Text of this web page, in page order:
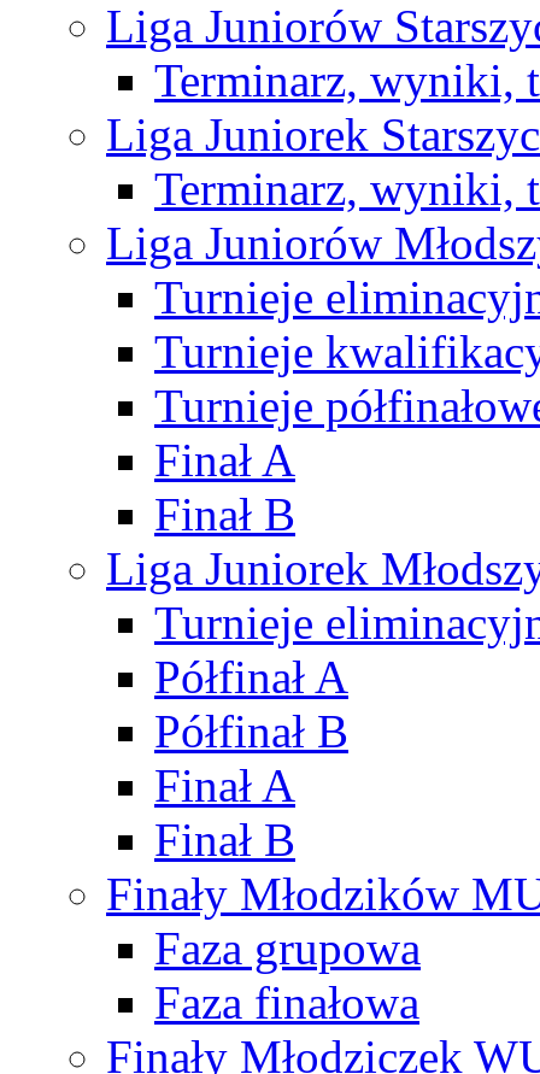
Liga Juniorów
Terminarz, wyniki,
Liga Juniorek
Terminarz, wyniki,
Liga Juniorów
Turnieje
Turnieje
Turnieje
Finał A
Finał B
Liga Juniorek
Turnieje
Półfinał A
Półfinał B
Finał A
Finał B
Finały Młodzików
Faza grupowa
Faza finałowa
Finały Młodziczek